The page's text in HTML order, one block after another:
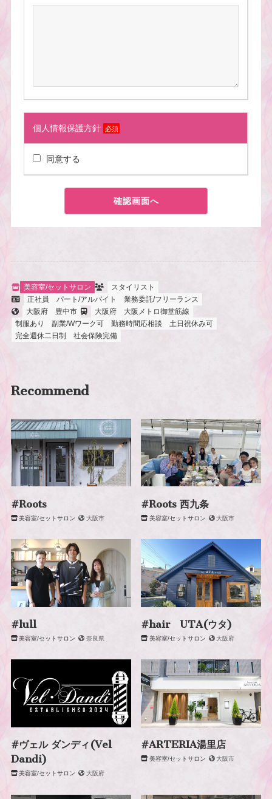
個人情報保護方針 必須
同意する
美容室/セットサロン
スタイリスト
正社員
パート/アルバイト
業務委託/フリーランス
大阪府
豊中市 大阪府
大阪メトロ御堂筋線
制服あり
副業/Wワーク可 勤務時間応相談
土日祝休み可
完全週休二日制
社会保険完備
Recommend
#Roots
美容室/セットサロン 大阪市
#Roots 西九条
美容室/セットサロン 大阪市
#lull
美容室/セットサロン 奈良県
#hair UTA(ウタ)
美容室/セットサロン 大阪府
#ヴェル ダンディ(Vel
Dandi)
美容室/セットサロン 大阪府
#ARTERIA湯里店
美容室/セットサロン 大阪市